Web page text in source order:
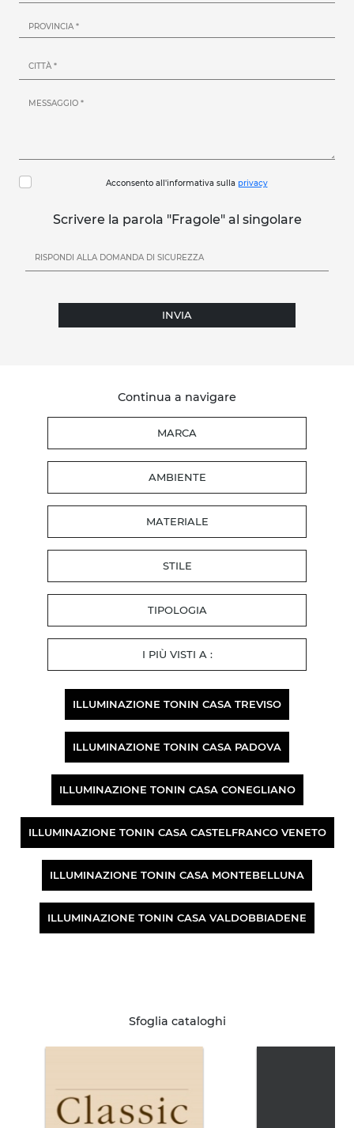
Acconsento all'informativa sulla privacy
Scrivere la parola "Fragole" al singolare
INVIA
Continua a navigare
MARCA
AMBIENTE
MATERIALE
STILE
TIPOLOGIA
I PIÙ VISTI A :
ILLUMINAZIONE TONIN CASA TREVISO
ILLUMINAZIONE TONIN CASA PADOVA
ILLUMINAZIONE TONIN CASA CONEGLIANO
ILLUMINAZIONE TONIN CASA CASTELFRANCO VENETO
ILLUMINAZIONE TONIN CASA MONTEBELLUNA
ILLUMINAZIONE TONIN CASA VALDOBBIADENE
Sfoglia cataloghi